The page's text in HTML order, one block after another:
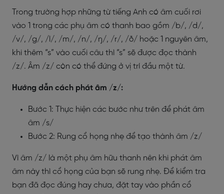
Trong trường hợp những từ tiếng Anh có âm cuối rơi
vào 1 trong các phụ âm có thanh bao gồm /b/, /d/,
/v/, /g/, /l/, /m/, /n/, /ŋ/, /r/, /ð/ hoặc 1 nguyên âm,
khi thêm “s” vào cuối câu thì “s” sẽ được đọc thành
/z/. Âm /z/ còn có thể đứng ở vị trí đầu một từ.
Hướng dẫn cách phát âm /z/:
Bước 1: Thực hiện các bước như trên để phát âm
âm /s/
Bước 2: Rung cổ họng nhẹ để tạo thành âm /z/
Vì âm /z/ là một phụ âm hữu thanh nên khi phát âm
âm này thì cổ họng của bạn sẽ rung nhẹ. Để kiểm tra
bạn đã đọc đúng hay chưa, đặt tay vào phần cổ